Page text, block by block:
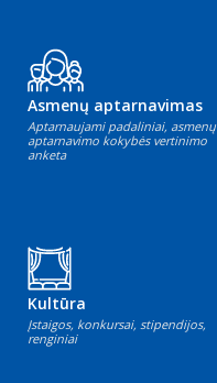
Asmenų aptarnavimas
Aptarnaujami padaliniai, asmenų
aptarnavimo kokybės vertinimo
anketa
Kultūra
Įstaigos, konkursai, stipendijos,
renginiai